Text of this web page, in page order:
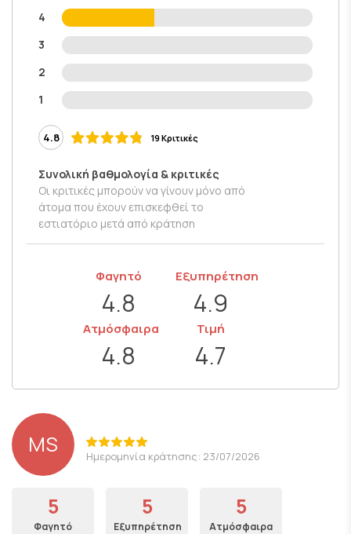
4
3
2
1
4.8 19 Κριτικές
Συνολική βαθμολογία & κριτικές
Οι κριτικές μπορούν να γίνουν μόνο από
άτομα που έχουν επισκεφθεί το
εστιατόριο μετά από κράτηση
Φαγητό
4.8
Εξυπηρέτηση
4.9
Ατμόσφαιρα
4.8
Τιμή
4.7
MS Ημερομηνία κράτησης: 23/07/2026
5
Φαγητό
5
Εξυπηρέτηση
5
Ατμόσφαιρα